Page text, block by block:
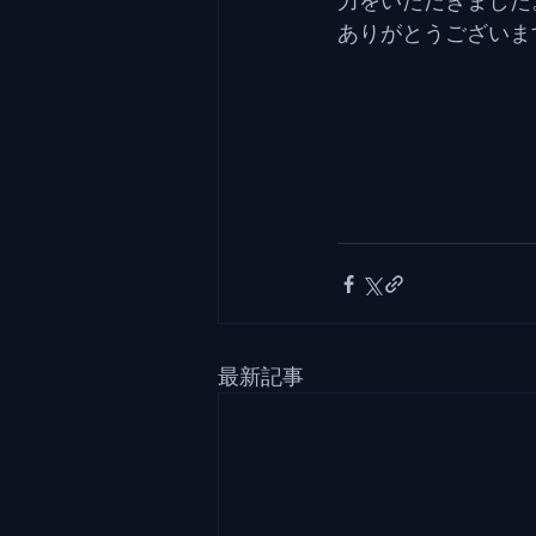
ありがとうござい
最新記事